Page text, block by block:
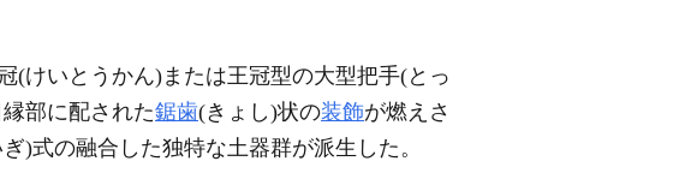
(けいとうかん)または王冠型の大型把手(とっ
部に配された鋸歯(きょし)状の装飾が燃えさ
)式の融合した独特な土器群が派生した。